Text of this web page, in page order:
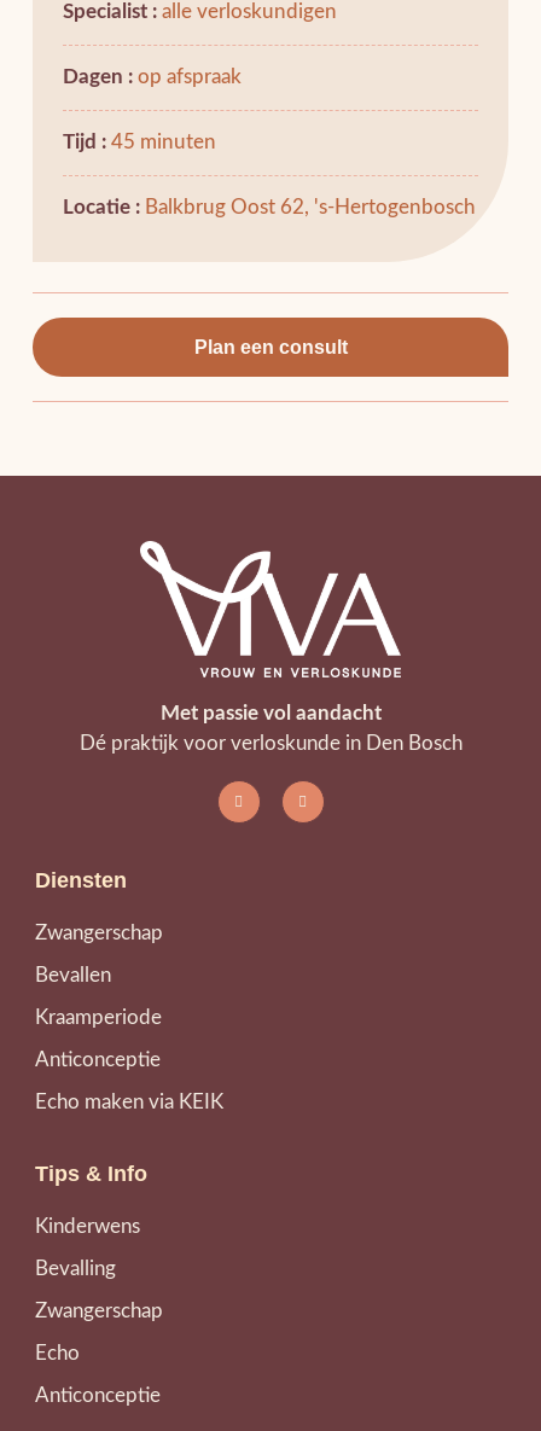
Specialist : alle verloskundigen
Dagen : op afspraak
Tijd : 45 minuten
Locatie : Balkbrug Oost 62, 's-Hertogenbosch
Plan een consult
Met passie vol aandacht
Dé praktijk voor verloskunde in Den Bosch
Diensten
Zwangerschap
Bevallen
Kraamperiode
Anticonceptie
Echo maken via KEIK
Tips & Info
Kinderwens
Bevalling
Zwangerschap
Echo
Anticonceptie